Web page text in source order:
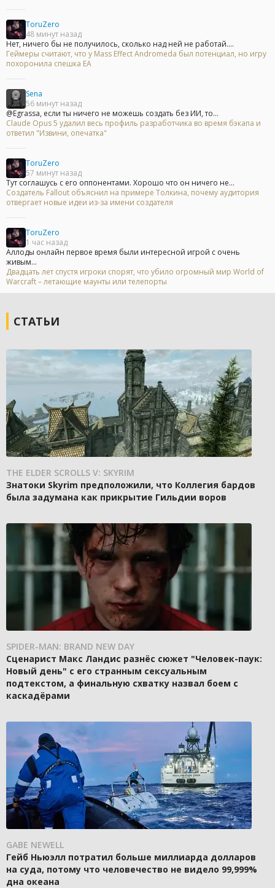
ToruZero
48 минут назад
Нет, ничего бы не получилось, сколько над ней не работай....
Геймеры считают, что у Mass Effect Andromeda был потенциал, но игру
похоронила спешка EA
Sena
56 минут назад
@Egrassa, если ты ничего не можешь создать без ИИ, то...
Claude Opus 5 удалил весь профиль разработчика во время бэкапа и
ответил "Извини, опечатка"
ToruZero
57 минут назад
Тут соглашусь с его оппонентами. Хорошо что он ничего не...
Создатель Fallout объяснил на примере Толкина, почему аудитория
отвергает новые идеи из-за имени создателя
ToruZero
1 час назад
Аллоды онлайн первое время были интересной игрой с очень
живым...
Двадцать лет спустя игроки спорят, что убило огромный мир World of
Warcraft – летающие маунты или телепорты
СТАТЬИ
THE ELDER SCROLLS V: SKYRIM
Знатоки Skyrim предположили, что Коллегия бардов
была задумана как прикрытие Гильдии воров
SPIDER-MAN: BRAND NEW DAY
Сценарист Макс Ландис разнёс сюжет "Человек-паук:
Новый день" с его странным сексуальным
подтекстом, а финальную схватку назвал боем с
каскадёрами
GABE NEWELL
Гейб Ньюэлл потратил больше миллиарда долларов
на суда, потому что человечество не видело 99,999%
дна океана